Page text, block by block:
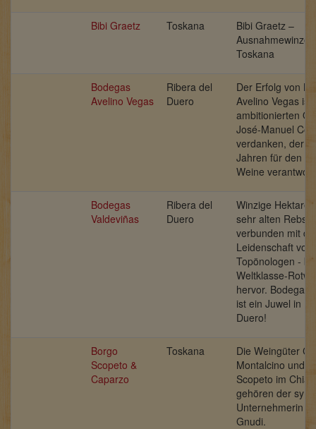
Bibi Graetz Toskana
Bibi Graetz –
Toskana
Bodegas
Avelino Vegas
Ribera del
Duero
Der Erfolg von
Avelino Vegas ist
ambitionierten
José-Manuel
verdanken, der
Jahren für den
Weine
Bodegas
Valdeviñas
Ribera del
Duero
Winzige
sehr alten
verbunden mit
Leidenschaft von
Topönologen -
Weltklasse-
hervor. Bodegas
ist ein Juwel in
Duero!
Borgo
Scopeto &
Caparzo
Toskana
Die Weingüter
Montalcino und
Scopeto im
gehören der
Unternehmerin
Gnudi.